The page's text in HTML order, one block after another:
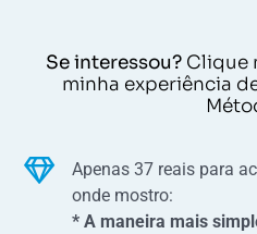
Se interessou?Clique
minha experiência
Apenas 37 reais para
onde mostro:
* A maneira mais